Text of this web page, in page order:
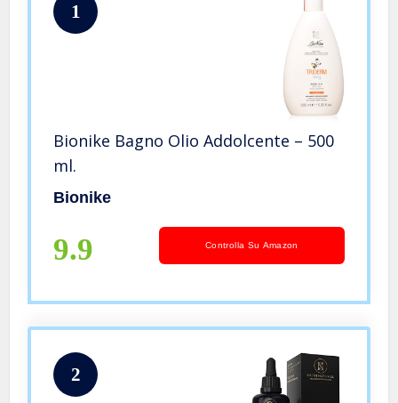
1
Bionike Bagno Olio Addolcente – 500
ml.
Bionike
9.9 Controlla Su Amazon
2